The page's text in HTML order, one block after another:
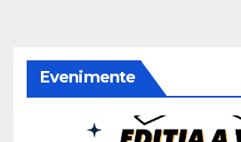
Evenimente